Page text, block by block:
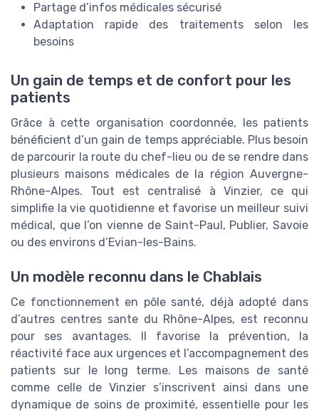
Partage d’infos médicales sécurisé
Adaptation rapide des traitements selon les
besoins
Un gain de temps et de confort pour les
patients
Grâce à cette organisation coordonnée, les patients
bénéficient d’un gain de temps appréciable. Plus besoin
de parcourir la route du chef-lieu ou de se rendre dans
plusieurs maisons médicales de la région Auvergne-
Rhône-Alpes. Tout est centralisé à Vinzier, ce qui
simplifie la vie quotidienne et favorise un meilleur suivi
médical, que l’on vienne de Saint-Paul, Publier, Savoie
ou des environs d’Evian-les-Bains.
Un modèle reconnu dans le Chablais
Ce fonctionnement en pôle santé, déjà adopté dans
d’autres centres sante du Rhône-Alpes, est reconnu
pour ses avantages. Il favorise la prévention, la
réactivité face aux urgences et l’accompagnement des
patients sur le long terme. Les maisons de santé
comme celle de Vinzier s’inscrivent ainsi dans une
dynamique de soins de proximité, essentielle pour les